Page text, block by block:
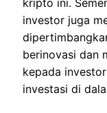
investor juga
berinovasi dan
kepada
investasi di